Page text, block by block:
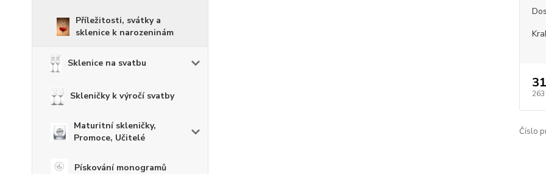
Příležitosti, svátky a
sklenice k narozeninám
Sklenice na svatbu
Skleničky k výročí svatby
Maturitní skleničky,
Promoce, Učitelé
Pískování monogramů
263
Číslo